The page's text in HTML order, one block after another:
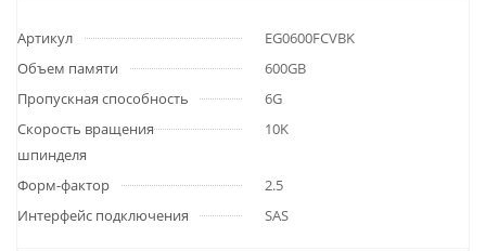
Артикул
EG0600FCVBK
Объем памяти
600GB
Пропускная способность
6G
Скорость вращения
шпинделя
10K
Форм-фактор
2.5
Интерфейс подключения
SAS